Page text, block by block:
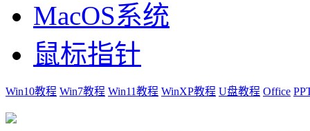
MacOS系统
鼠标指针
Win10教程 Win7教程 Win11教程 WinXP教程 U盘教程 Office